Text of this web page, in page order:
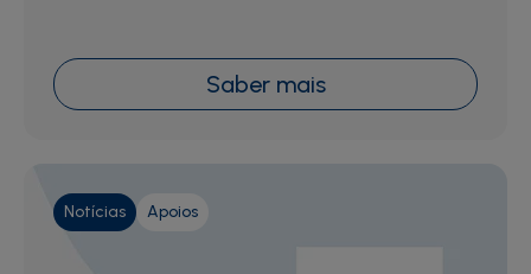
Saber mais
Notícias Apoios